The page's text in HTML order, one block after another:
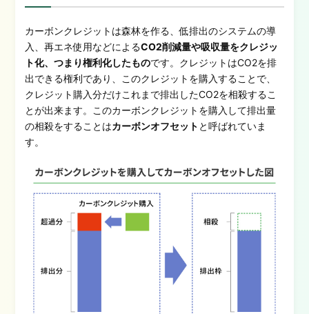
カーボンクレジットは森林を作る、低排出のシステムの導
入、再エネ使用などによるCO2削減量や吸収量をクレジッ
ト化、つまり権利化したものです。クレジットはCO2を排
出できる権利であり、このクレジットを購入することで、
クレジット購入分だけこれまで排出したCO2を相殺するこ
とが出来ます。このカーボンクレジットを購入して排出量
の相殺をすることはカーボンオフセット と呼ばれていま
す。